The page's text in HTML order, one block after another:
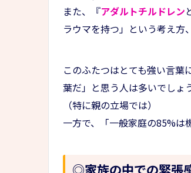
また、『アダルトチルドレン
ラウマを持つ」という考え方
このふたつはとても強い言
葉だ」と思う人は多いでしょう
（特に親の立場では）
一方で、「一般家庭の85%は
◎家族の中での緊張